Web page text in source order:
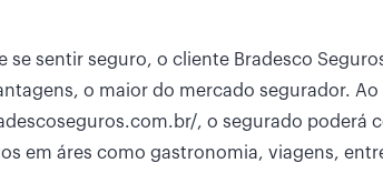
se sentir seguro, o cliente Bradesco
o maior do mercado segurador.
, o segurado poderá
em áres como gastronomia, viagens,